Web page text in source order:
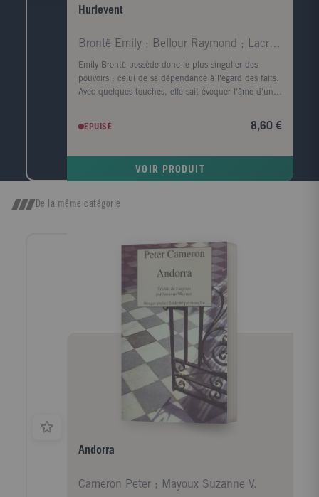
Hurlevent
Brontë Emily ; Bellour Raymond ; Lacretelle Jacque
Emily Brontë possède donc le plus singulier des
pouvoirs : celui de sa dépendance à l'égard des faits.
Avec quelques touches, elle sait évoquer l'âme d'un
lande, elle fait souffler le vent et gronder le tonnerre.
l'image d'un vieux robinier tortueux qui me vient à
souffle toujours dans la même direction ; l'écorce est
EPUISÉ 8,60 €
VOIR PRODUIT
De la même catégorie
Andorra
Cameron Peter ; Mayoux Suzanne V.